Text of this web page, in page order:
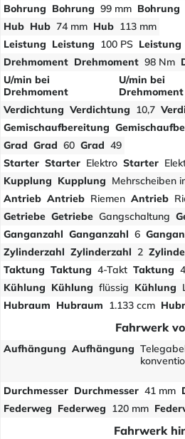
Bohrung Bohrung 99 mm Bohrung
Hub Hub 74 mm Hub 113 mm
Leistung Leistung 100 PS Leistung
Drehmoment Drehmoment 98 Nm
U/min bei
Drehmoment
U/min bei
Drehmoment
Verdichtung Verdichtung 10,7
Gemischaufbereitung
Grad Grad 60 Grad 49
Starter Starter Elektro Starter
Kupplung Kupplung Mehrscheiben
Antrieb Antrieb Riemen Antrieb
Getriebe Getriebe Gangschaltung
Ganganzahl Ganganzahl 6
Zylinderzahl Zylinderzahl 2
Taktung Taktung 4-Takt Taktung
Kühlung Kühlung flüssig Kühlung
Hubraum Hubraum 1.133 ccm
Fahrwerk
Aufhängung Aufhängung
Durchmesser Durchmesser 41 mm
Federweg Federweg 120 mm
Fahrwerk